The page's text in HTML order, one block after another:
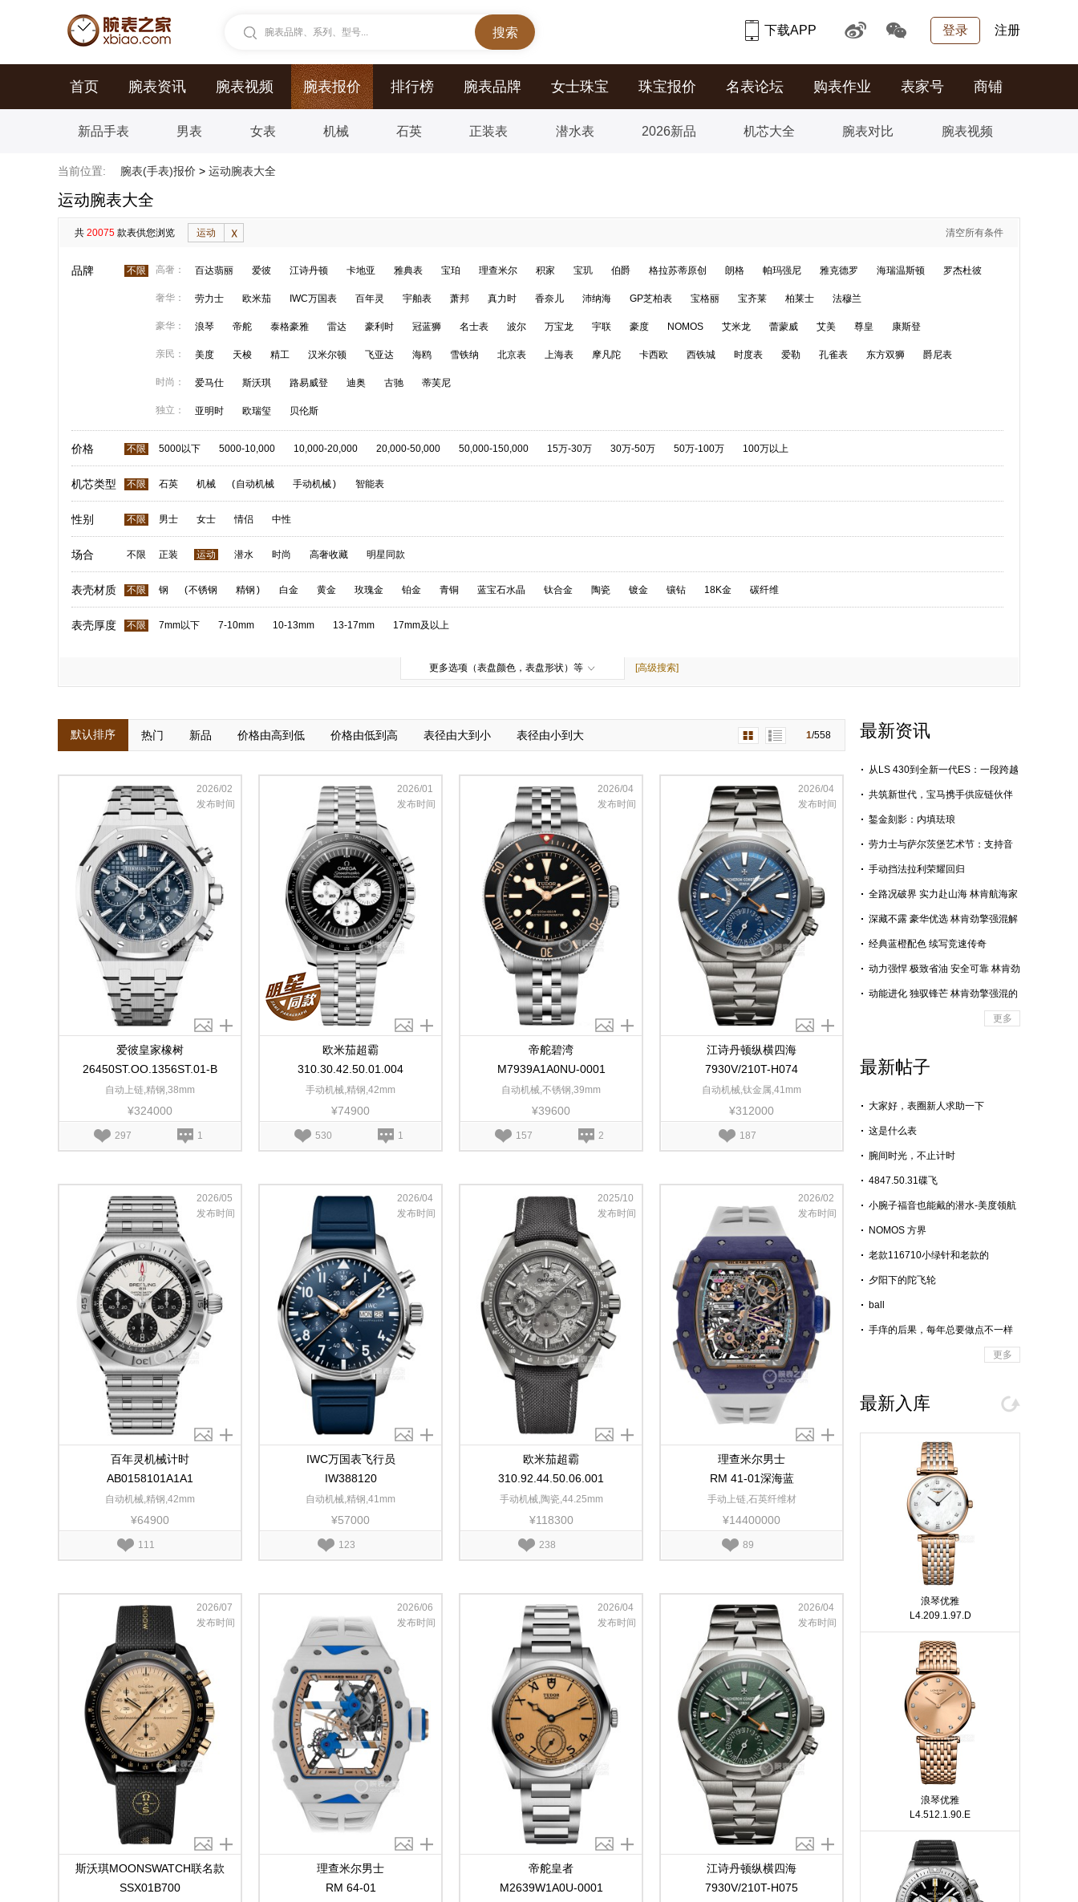
腕表品牌、系列、型号... 登录 注册
下载APP
首页 腕表资讯 腕表视频 腕表报价 排行榜 腕表品牌 女士珠宝 珠宝报价 名表论坛 购表作业 表家号 商铺
新品手表 男表 女表 机械 石英 正装表 潜水表 2026新品 机芯大全 腕表对比 腕表视频
当前位置: 腕表(手表)报价 > 运动腕表大全
运动腕表大全
共 20075 款表供您浏览 运动 清空所有条件
品牌 不限 高奢： 百达翡丽 爱彼 江诗丹顿 卡地亚 雅典表 宝珀 理查米尔 积家 宝玑 伯爵 格拉苏蒂原创 朗格 帕玛强尼 雅克德罗 海瑞温斯顿 罗杰杜彼
奢华： 劳力士 欧米茄 IWC万国表 百年灵 宇舶表 萧邦 真力时 香奈儿 沛纳海 GP芝柏表 宝格丽 宝齐莱 柏莱士 法穆兰
豪华： 浪琴 帝舵 泰格豪雅 雷达 豪利时 冠蓝狮 名士表 波尔 万宝龙 宇联 豪度 NOMOS 艾米龙 蕾蒙威 艾美 尊皇 康斯登
亲民： 美度 天梭 精工 汉米尔顿 飞亚达 海鸥 雪铁纳 北京表 上海表 摩凡陀 卡西欧 西铁城 时度表 爱勒 孔雀表 东方双狮 爵尼表
时尚： 爱马仕 斯沃琪 路易威登 迪奥 古驰 蒂芙尼
独立： 亚明时 欧瑞玺 贝伦斯
价格 不限 5000以下 5000-10,000 10,000-20,000 20,000-50,000 50,000-150,000 15万-30万 30万-50万 50万-100万 100万以上
机芯类型 不限 石英 机械 (自动机械 手动机械) 智能表
性别 不限 男士 女士 情侣 中性
场合 不限 正装 运动 潜水 时尚 高奢收藏 明星同款
表壳材质 不限 钢 (不锈钢 精钢 ) 白金 黄金 玫瑰金 铂金 青铜 蓝宝石水晶 钛合金 陶瓷 镀金 镶钻 18K金 碳纤维
表壳厚度 不限 7mm以下 7-10mm 10-13mm 13-17mm 17mm及以上
更多选项（表盘颜色，表盘形状）等 [高级搜索]
默认排序 热门 新品 价格由高到低 价格由低到高 表径由大到小 表径由小到大 1/558
2026/02
发布时间
爱彼皇家橡树
26450ST.OO.1356ST.01-B
自动上链,精钢,38mm
¥324000
297 1
2026/01
发布时间
欧米茄超霸
310.30.42.50.01.004
手动机械,精钢,42mm
¥74900
530 1
2026/04
发布时间
帝舵碧湾
M7939A1A0NU-0001
自动机械,不锈钢,39mm
¥39600
157 2
2026/04
发布时间
江诗丹顿纵横四海
7930V/210T-H074
自动机械,钛金属,41mm
¥312000
187
2026/05
发布时间
百年灵机械计时
AB0158101A1A1
自动机械,精钢,42mm
¥64900
111
2026/04
发布时间
IWC万国表飞行员
IW388120
自动机械,精钢,41mm
¥57000
123
2025/10
发布时间
欧米茄超霸
310.92.44.50.06.001
手动机械,陶瓷,44.25mm
¥118300
238
2026/02
发布时间
理查米尔男士
RM 41-01深海蓝
手动上链,石英纤维材
质,43.23*16.08*49.65mm
¥14400000
89
2026/07
发布时间
斯沃琪MOONSWATCH联名款
SSX01B700
2026/06
发布时间
理查米尔男士
RM 64-01
2026/04
发布时间
帝舵皇者
M2639W1A0U-0001
2026/04
发布时间
江诗丹顿纵横四海
7930V/210T-H075
最新资讯
从LS 430到全新一代ES：一段跨越
共筑新世代，宝马携手供应链伙伴
国产落地
錾金刻影：内填珐琅
劳力士与萨尔茨堡艺术节：支持音
手动挡法拉利荣耀回归
全路况破界 实力赴山海 林肯航海家
深藏不露 豪华优选 林肯劲擎强混解
经典蓝橙配色 续写竞速传奇
动力强悍 极致省油 安全可靠 林肯劲
动能进化 独驭锋芒 林肯劲擎强混的
更多
最新帖子
大家好，表圈新人求助一下
这是什么表
腕间时光，不止计时
4847.50.31碟飞
小腕子福音也能戴的潜水-美度领航
NOMOS 方界
老款116710小绿针和老款的
个更好
夕阳下的陀飞轮
ball
手痒的后果，每年总要做点不一样
更多
最新入库
浪琴优雅
L4.209.1.97.D
浪琴优雅
L4.512.1.90.E